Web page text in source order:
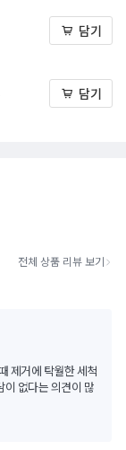
담기
담기